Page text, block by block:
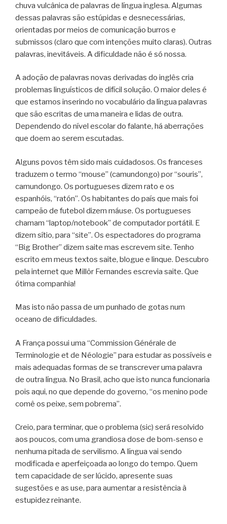
chuva vulcânica de palavras de língua inglesa. Algumas
dessas palavras são estúpidas e desnecessárias,
orientadas por meios de comunicação burros e
submissos (claro que com intenções muito claras). Outras
palavras, inevitáveis. A dificuldade não é só nossa.
A adoção de palavras novas derivadas do inglês cria
problemas linguísticos de difícil solução. O maior deles é
que estamos inserindo no vocabulário da língua palavras
que são escritas de uma maneira e lidas de outra.
Dependendo do nível escolar do falante, há aberrações
que doem ao serem escutadas.
Alguns povos têm sido mais cuidadosos. Os franceses
traduzem o termo “mouse” (camundongo) por “souris”,
camundongo. Os portugueses dizem rato e os
espanhóis, “ratón”. Os habitantes do país que mais foi
campeão de futebol dizem máuse. Os portugueses
chamam “laptop/notebook” de computador portátil. E
dizem sítio, para “site”. Os espectadores do programa
“Big Brother” dizem saite mas escrevem site. Tenho
escrito em meus textos saite, blogue e linque. Descubro
pela internet que Millôr Fernandes escrevia saite. Que
ótima companhia!
Mas isto não passa de um punhado de gotas num
oceano de dificuldades.
A França possui uma “Commission Générale de
Terminologie et de Néologie” para estudar as possíveis e
mais adequadas formas de se transcrever uma palavra
de outra língua. No Brasil, acho que isto nunca funcionaria
pois aqui, no que depende do governo, “os menino pode
comê os peixe, sem pobrema”.
Creio, para terminar, que o problema (sic) será resolvido
aos poucos, com uma grandiosa dose de bom-senso e
nenhuma pitada de servilismo. A língua vai sendo
modificada e aperfeiçoada ao longo do tempo. Quem
tem capacidade de ser lúcido, apresente suas
sugestões e as use, para aumentar a resistência à
estupidez reinante.